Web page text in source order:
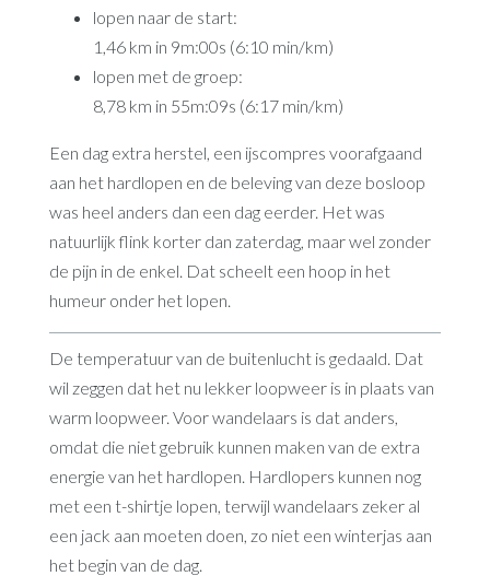
lopen naar de start:
1,46 km in 9m:00s (6:10 min/km)
lopen met de groep:
8,78 km in 55m:09s (6:17 min/km)
Een dag extra herstel, een ijscompres voorafgaand
aan het hardlopen en de beleving van deze bosloop
was heel anders dan een dag eerder. Het was
natuurlijk flink korter dan zaterdag, maar wel zonder
de pijn in de enkel. Dat scheelt een hoop in het
humeur onder het lopen.
De temperatuur van de buitenlucht is gedaald. Dat
wil zeggen dat het nu lekker loopweer is in plaats van
warm loopweer. Voor wandelaars is dat anders,
omdat die niet gebruik kunnen maken van de extra
energie van het hardlopen. Hardlopers kunnen nog
met een t-shirtje lopen, terwijl wandelaars zeker al
een jack aan moeten doen, zo niet een winterjas aan
het begin van de dag.